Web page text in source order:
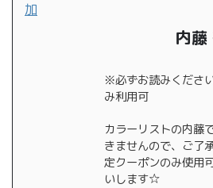
内藤
※必ずお読みくださ
み利用可
カラーリストの内藤
きませんので、ご了
定クーポンのみ使用
いします☆